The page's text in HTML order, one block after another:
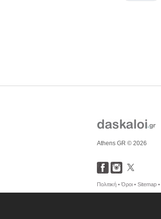
Athens GR © 2026
Πολιτική •Όροι • Sitemap •